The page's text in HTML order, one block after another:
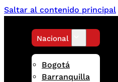
Saltar al contenido principal
Nacional
Bogotá
Barranquilla